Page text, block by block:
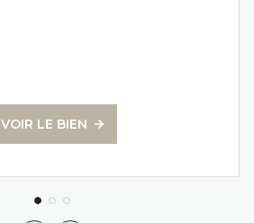
VOIR LE BIEN